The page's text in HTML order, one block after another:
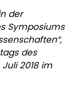
der
Symposiums
des
2018 im